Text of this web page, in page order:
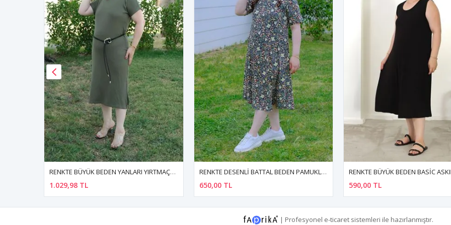
RENKTE DESENLİ BATTAL BEDEN PAMUKLU ESNEK ELBİSE
650,00 TL
RENKTE BÜYÜK BEDEN BASİC ASKILI SİYAH ELBİSE
590,00 TL 600,00 TL
| Profesyonel e-ticaret sistemleri ile hazırlanmıştır.